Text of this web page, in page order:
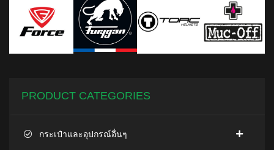
PRODUCT CATEGORIES
กระเป๋าและอุปกรณ์อื่นๆ